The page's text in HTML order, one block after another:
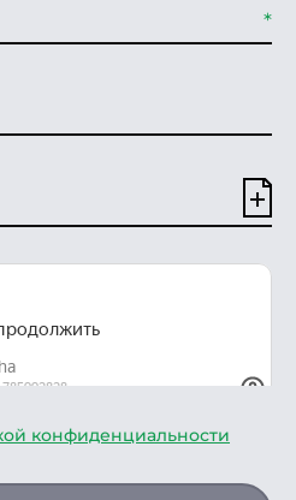
конфиденциальности